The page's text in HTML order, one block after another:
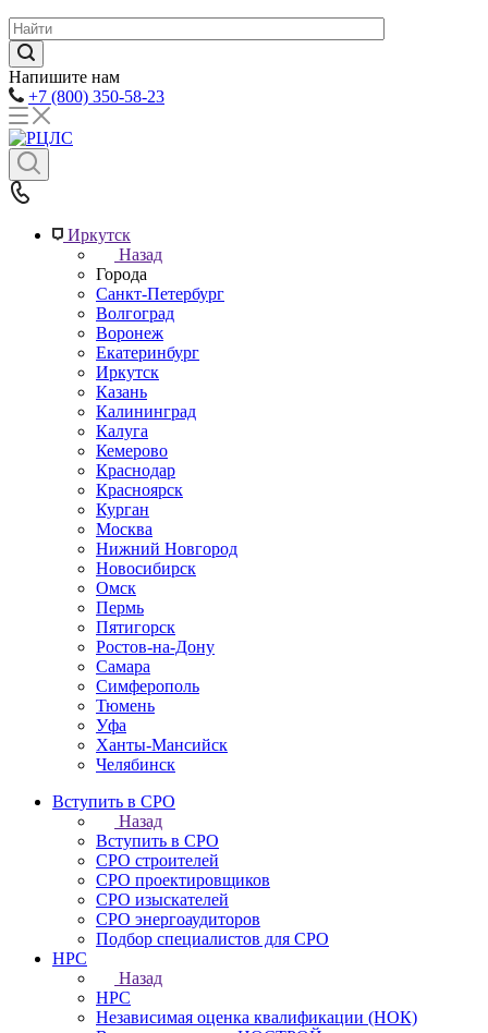
Напишите нам
+7 (800) 350-58-23
Иркутск
Назад
Города
Санкт-Петербург
Волгоград
Воронеж
Екатеринбург
Иркутск
Казань
Калининград
Калуга
Кемерово
Краснодар
Красноярск
Курган
Москва
Нижний Новгород
Новосибирск
Омск
Пермь
Пятигорск
Ростов-на-Дону
Самара
Симферополь
Тюмень
Уфа
Ханты-Мансийск
Челябинск
Вступить в СРО
Назад
Вступить в СРО
СРО строителей
СРО проектировщиков
СРО изыскателей
СРО энергоаудиторов
Подбор специалистов для СРО
НРС
Назад
НРС
Независимая оценка квалификации (НОК)